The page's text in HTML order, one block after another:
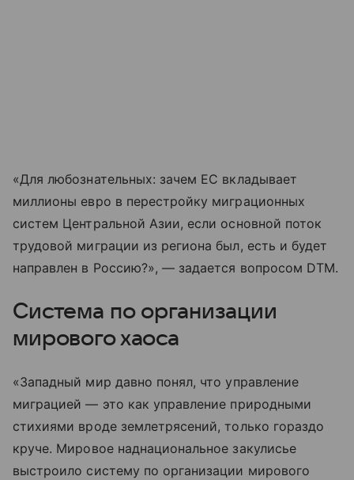
«Для любознательных: зачем ЕС вкладывает
миллионы евро в перестройку миграционных
систем Центральной Азии, если основной поток
трудовой миграции из региона был, есть и будет
направлен в Россию?», — задается вопросом DTM.
Система по организации
мирового хаоса
«Западный мир давно понял, что управление
миграцией — это как управление природными
стихиями вроде землетрясений, только гораздо
круче. Мировое наднациональное закулисье
выстроило систему по организации мирового